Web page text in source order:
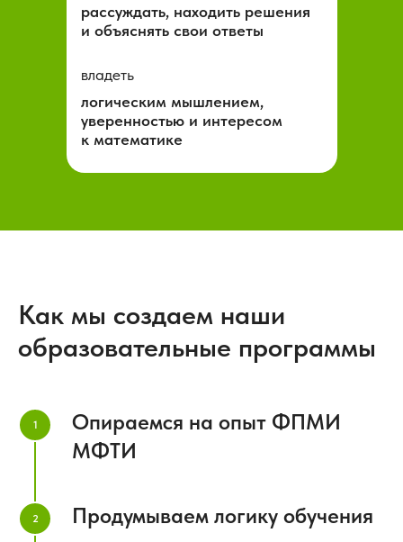
логическим мышлением,
уверенностью и интересом
к математике
владеть
рассуждать, находить решения
и объяснять свои ответы
Как мы создаем наши
образовательные программы
Опираемся на опыт ФПМИ
МФТИ
Продумываем логику обучения